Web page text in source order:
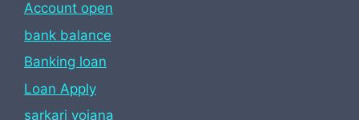
Account open
bank balance
Banking loan
Loan Apply
sarkari yojana